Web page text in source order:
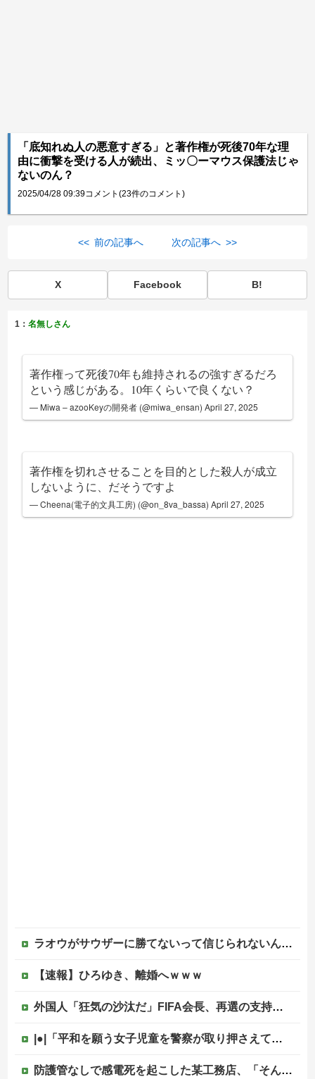
「底知れぬ人の悪意すぎる」と著作権が死後70年な理
由に衝撃を受ける人が続出、ミッ〇ーマウス保護法じゃ
ないのん？
2025/04/28 09:39コメント(23件のコメント)
<< 前の記事へ 次の記事へ >>
X Facebook B!
1：名無しさん
著作権って死後70年も維持されるの強すぎるだろ
という感じがある。10年くらいで良くない？
— Miwa – azooKeyの開発者 (@miwa_ensan)April 27, 2025
著作権を切れさせることを目的とした殺人が成立
しないように、だそうですよ
— Cheena(電子的文具工房) (@on_8va_bassa)April 27, 2025
ラオウがサウザーに勝てないって信じられないんだが…
【速報】ひろゆき、離婚へｗｗｗ
外国人「狂気の沙汰だ」FIFA会長、再選の支持見返りにモロッコへ2030年W杯決勝の開催を打診か！海外から批判殺到！【海外の反応】
|●|「平和を願う女子児童を警察が取り押さえて移動させた」と市民団体が告発、「児童……どこ？」とガチで困惑する人が続出
防護管なしで感電死を起こした某工務店、「そんな危険な現場お断りしますわ!と断って正解やったわ」と業者が業界事情を告白